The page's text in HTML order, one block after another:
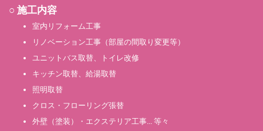
○ 施工内容
室内リフォーム工事
リノベーション工事（部屋の間取り変更等）
ユニットバス取替、トイレ改修
キッチン取替、給湯取替
照明取替
クロス・フローリング張替
外壁（塗装）・エクステリア工事… 等々